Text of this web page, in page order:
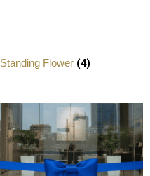
Standing Flower (4)